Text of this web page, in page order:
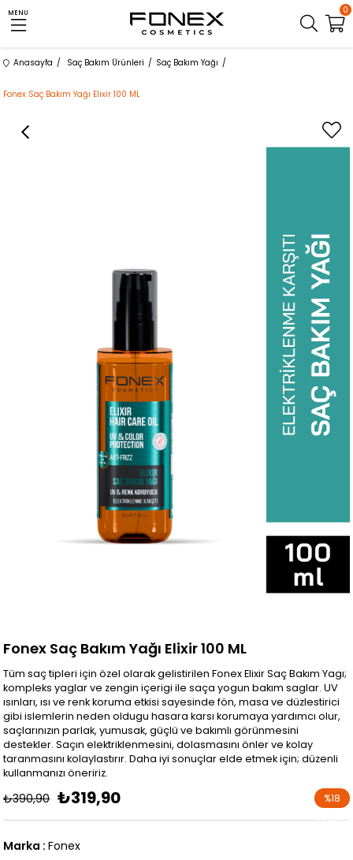
MENU 0
Anasayfa Saç Bakım Ürünleri Saç Bakım Yağı
Fonex Saç Bakım Yağı Elixir 100 ML
Fonex Saç Bakım Yağı Elixir 100 ML
Tüm saç tipleri için özel olarak gelistirilen Fonex Elixir Saç Bakım Yagı;
kompleks yaglar ve zengin içerigi ile saça yogun bakım saglar. UV
ısınları, ısı ve renk koruma etkisi sayesinde fön, masa ve düzlestirici
gibi islemlerin neden oldugu hasara karsı korumaya yardımcı olur,
saçlarınızın parlak, yumusak, güçlü ve bakımlı görünmesini
destekler. Saçın elektriklenmesini, dolasmasını önler ve kolay
taranmasını kolaylastırır. Daha iyi sonuçlar elde etmek için; düzenli
kullanmanızı öneririz.
₺390,90 ₺319,90 %18
İndirim
Marka : Fonex